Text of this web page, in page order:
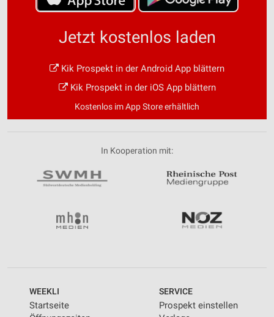
Jetzt kostenlos laden
Kik Prospekt in der Android App blättern
Kik Prospekt in der iOS App blättern
Kostenlos im App Store erhältlich
In Kooperation mit:
WEEKLI
Startseite
SERVICE
Prospekt einstellen